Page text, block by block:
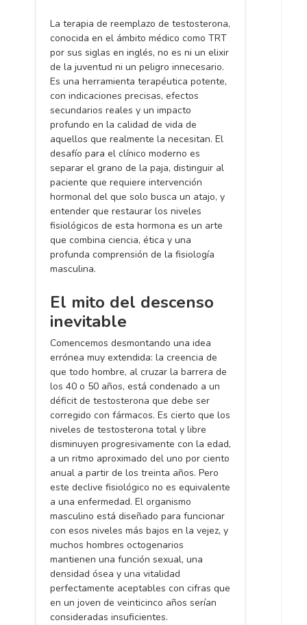
La terapia de reemplazo de testosterona,
conocida en el ámbito médico como TRT
por sus siglas en inglés, no es ni un elixir
de la juventud ni un peligro innecesario.
Es una herramienta terapéutica potente,
con indicaciones precisas, efectos
secundarios reales y un impacto
profundo en la calidad de vida de
aquellos que realmente la necesitan. El
desafío para el clínico moderno es
separar el grano de la paja, distinguir al
paciente que requiere intervención
hormonal del que solo busca un atajo, y
entender que restaurar los niveles
fisiológicos de esta hormona es un arte
que combina ciencia, ética y una
profunda comprensión de la fisiología
masculina.
El mito del descenso
inevitable
Comencemos desmontando una idea
errónea muy extendida: la creencia de
que todo hombre, al cruzar la barrera de
los 40 o 50 años, está condenado a un
déficit de testosterona que debe ser
corregido con fármacos. Es cierto que los
niveles de testosterona total y libre
disminuyen progresivamente con la edad,
a un ritmo aproximado del uno por ciento
anual a partir de los treinta años. Pero
este declive fisiológico no es equivalente
a una enfermedad. El organismo
masculino está diseñado para funcionar
con esos niveles más bajos en la vejez, y
muchos hombres octogenarios
mantienen una función sexual, una
densidad ósea y una vitalidad
perfectamente aceptables con cifras que
en un joven de veinticinco años serían
consideradas insuficientes.